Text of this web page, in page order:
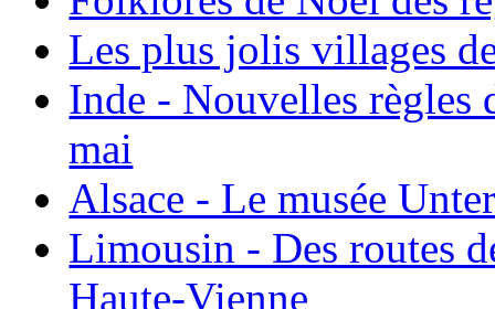
Les plus jolis villages
Inde - Nouvelles règles
mai
Alsace - Le musée
Limousin - Des routes
Haute-Vienne